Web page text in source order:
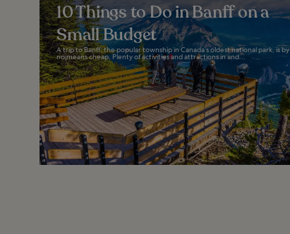
10 Things to Do in Banff on a
Small Budget
A trip to Banff, the popular township in Canada’s oldest national park, is by
no means cheap. Plenty of activities and attractions in and...